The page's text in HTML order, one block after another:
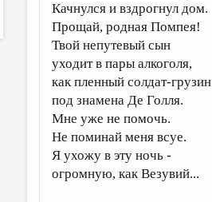
Качнулся и вздрогнул дом.
Прощай, родная Помпея!
Твой непутевый сын
уходит в пары алкоголя,
как пленный солдат-грузин
под знамена Де Голля.
Мне уже не помочь.
Не поминай меня всуе.
Я ухожу в эту ночь -
огромную, как Везувий...